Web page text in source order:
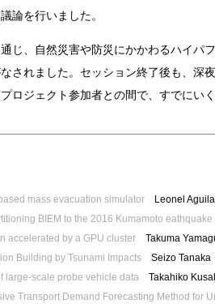
論を行いました。
じ、自然災害や防災にかかわるハイ
されました。セッション終了後も、深
ロジェクト参加者との間で、すでにい
mass evacuation simulator Leonel
BIEM to the 2016 Kumamoto eathquake
accelerated by a GPU cluster Takuma
Building by Tsunami Impacts Seizo Tanaka
large-scale probe vehicle data Takahiko
Transport Demand Forecasting Method for